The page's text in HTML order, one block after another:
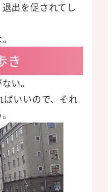
出を促されてし
き
い。
いいので、それ